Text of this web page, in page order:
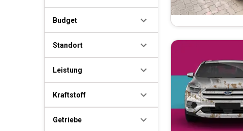
Budget
Standort
Leistung
Kraftstoff
Getriebe